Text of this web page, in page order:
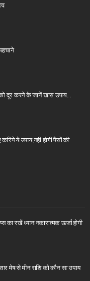
दूर करने के जानें खास उपाय…
ये उपाय,नही होगी पैसों की
का रखें ध्यान नकारात्मक ऊर्जा होगी
मेष से मीन राशि को कौन सा उपाय